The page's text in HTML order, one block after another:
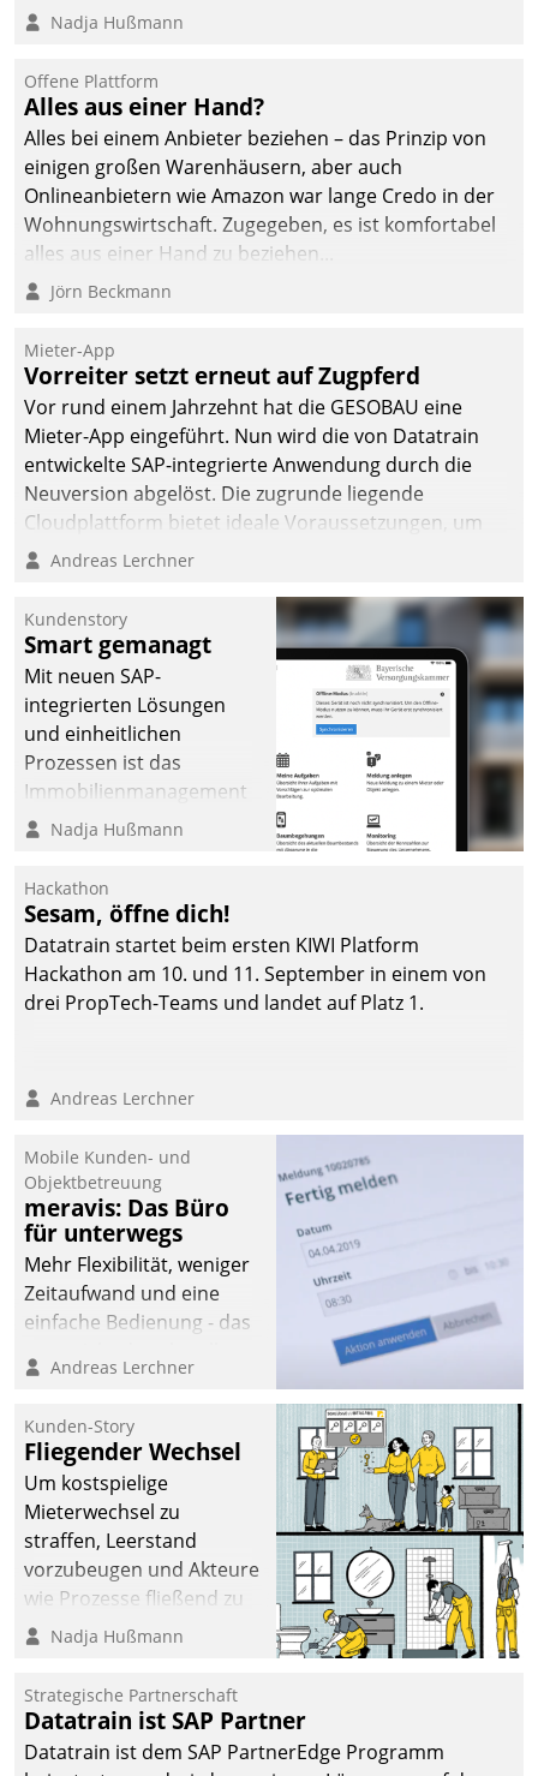
Nadja Hußmann
Offene Plattform
Alles aus einer Hand?
Alles bei einem Anbieter beziehen – das Prinzip von
einigen großen Warenhäusern, aber auch
Onlineanbietern wie Amazon war lange Credo in der
Wohnungswirtschaft. Zugegeben, es ist komfortabel
alles aus einer Hand zu beziehen...
Jörn Beckmann
Mieter-App
Vorreiter setzt erneut auf Zugpferd
Vor rund einem Jahrzehnt hat die GESOBAU eine
Mieter-App eingeführt. Nun wird die von Datatrain
entwickelte SAP-integrierte Anwendung durch die
Neuversion abgelöst. Die zugrunde liegende
Cloudplattform bietet ideale Voraussetzungen, um
die Funktionalität der App zu erweitern und weitere
integrieren.
Andreas Lerchner
Kundenstory
Smart gemanagt
Mit neuen SAP-
integrierten Lösungen
und einheitlichen
Prozessen ist das
Immobilienmanagement
der Bayerischen
Ressort Kapitalanlage für
künftige Aufgaben und
Herausforderungen
gerüstet.
Nadja Hußmann
Hackathon
Sesam, öffne dich!
Datatrain startet beim ersten KIWI Platform
Hackathon am 10. und 11. September in einem von
drei PropTech-Teams und landet auf Platz 1.
Andreas Lerchner
Mobile Kunden- und
Objektbetreuung
meravis: Das Büro
für unterwegs
Mehr Flexibilität, weniger
Zeitaufwand und eine
einfache Bedienung - das
Cockpit für mobile
Datatrain. Die meravis
Wohnungsbau- und
Immobilien GmbH hat
sich dabei für den Betrieb
der Lösung über die SAP
Cloud Platform
entschieden - als erstes
Unternehmen am
Andreas Lerchner
Kunden-Story
Fliegender Wechsel
Um kostspielige
Mieterwechsel zu
straffen, Leerstand
vorzubeugen und Akteure
wie Prozesse fließend zu
vernetzen, nutzt die
Jahresbeginn eine
Überblick, Einsicht und
Eingriff bietende Lösung.
Nadja Hußmann
Strategische Partnerschaft
Datatrain ist SAP Partner
Datatrain ist dem SAP PartnerEdge Programm